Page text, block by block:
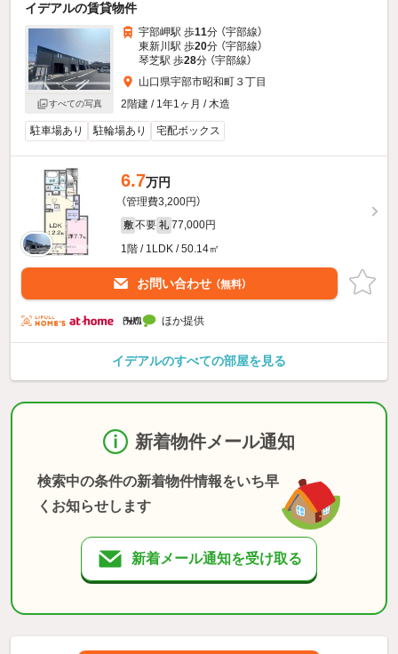
イデアルの賃貸物件
すべての写真
宇部岬駅 歩11分 （宇部線）
東新川駅 歩20分 （宇部線）
琴芝駅 歩28分 （宇部線）
山口県宇部市昭和町３丁目
2階建 / 1年1ヶ月 / 木造
駐車場あり 駐輪場あり 宅配ボックス
6.7万円
（管理費3,200円）
敷 不要 礼 77,000円
1階 / 1LDK / 50.14㎡
お問い合わせ （無料）
ほか提供
イデアルのすべての部屋を見る
新着物件メール通知
検索中の条件の新着物件情報をいち早
くお知らせします
新着メール通知を受け取る